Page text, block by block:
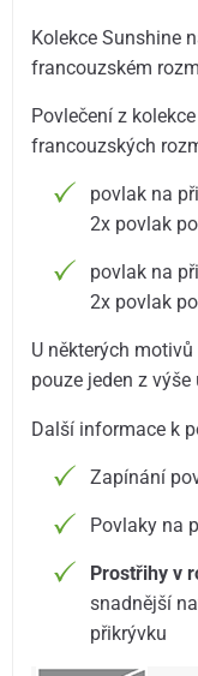
Kolekce Sunshine
francouzském
Povlečení z
francouzských
povlak na
2x povlak
povlak na
2x povlak
U některých
pouze jeden z výše
Další informace k
Zapínání
Povlaky na
Prostřihy v
snadnější
přikrývku